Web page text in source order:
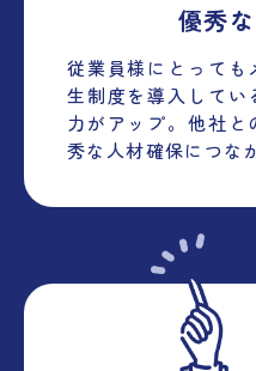
優秀
従業員様にとっても
生制度を導入してい
力がアップ。他社と
秀な人材確保につな